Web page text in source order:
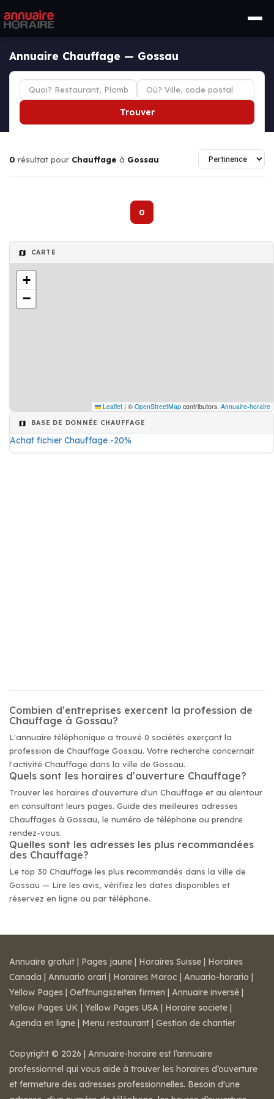
Annuaire Chauffage — Gossau
Trouver
0 résultat pour Chauffage à Gossau
0
CARTE
+
−
Leaflet | © OpenStreetMap contributors, Annuaire-horaire
BASE DE DONNÉE CHAUFFAGE
Achat fichier Chauffage -20%
Combien d'entreprises exercent la profession de
Chauffage à Gossau?
L'annuaire téléphonique a trouvé 0 sociétés exerçant la
profession de Chauffage Gossau. Votre recherche concernait
l'activité Chauffage dans la ville de Gossau.
Quels sont les horaires d'ouverture Chauffage?
Trouver les horaires d'ouverture d'un Chauffage et au alentour
en consultant leurs pages. Guide des meilleures adresses
Chauffages à Gossau, le numéro de téléphone ou prendre
rendez-vous.
Quelles sont les adresses les plus recommandées
des Chauffage?
Le top 30 Chauffage les plus recommandés dans la ville de
Gossau — Lire les avis, vérifiez les dates disponibles et
réservez en ligne ou par téléphone.
Annuaire gratuit | Pages jaune | Horaires Suisse | Horaires
Canada | Annuario orari | Horaires Maroc | Anuario-horario |
Yellow Pages | Oeffnungszeiten firmen | Annuaire inversé |
Yellow Pages UK | Yellow Pages USA | Horaire societe |
Agenda en ligne | Menu restaurant | Gestion de chantier
Copyright © 2026 | Annuaire-horaire est l’annuaire
professionnel qui vous aide à trouver les horaires d’ouverture
et fermeture des adresses professionnelles. Besoin d'une